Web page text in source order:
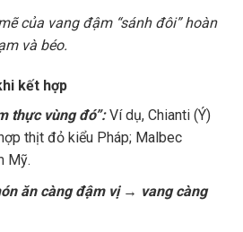
của vang đậm “sánh đôi” hoàn
và béo.
kết hợp
thực vùng đó”:Ví dụ, Chianti (Ý)
thịt đỏ kiểu Pháp; Malbec
Mỹ.
ăn càng đậm vị → vang càng